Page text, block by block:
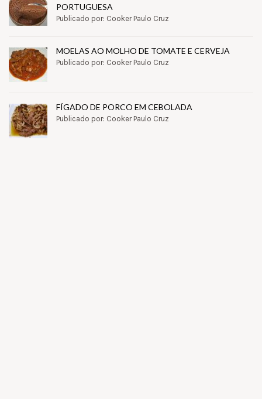
PORTUGUESA
Publicado por: Cooker Paulo Cruz
MOELAS AO MOLHO DE TOMATE E CERVEJA
Publicado por: Cooker Paulo Cruz
FÍGADO DE PORCO EM CEBOLADA
Publicado por: Cooker Paulo Cruz